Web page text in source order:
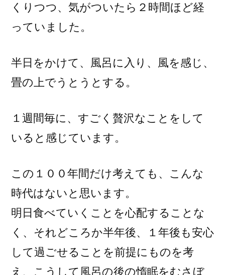
くりつつ、気がついたら２時間ほど経
っていました。
半日をかけて、風呂に入り、風を感じ、
畳の上でうとうとする。
１週間毎に、すごく贅沢なことをして
いると感じています。
この１００年間だけ考えても、こんな
時代はないと思います。
明日食べていくことを心配することな
く、それどころか半年後、１年後も安心
して過ごせることを前提にものを考
え、こうして風呂の後の惰眠をむさぼ